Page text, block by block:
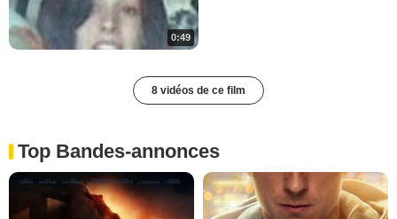
0:49
8 vidéos de ce film
Top Bandes-annonces